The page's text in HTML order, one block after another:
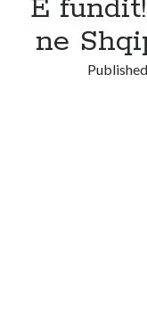
E
ne